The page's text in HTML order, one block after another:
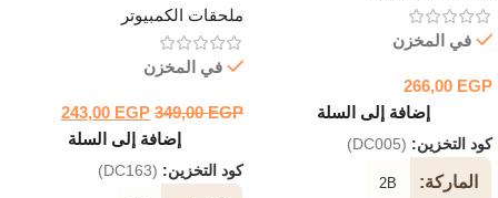
في المخزن
266,00 EGP
إضافة إلى السلة
كود التخزين: (DC005)
الماركة 2B
ملحقات الكمبيوتر
في المخزن
349,00EGP
243,00 EGP
إضافة إلى السلة
كود التخزين: (DC163)